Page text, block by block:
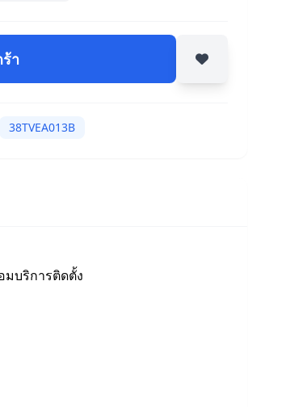
า
38TVEA013B
มบริการติดตั้ง